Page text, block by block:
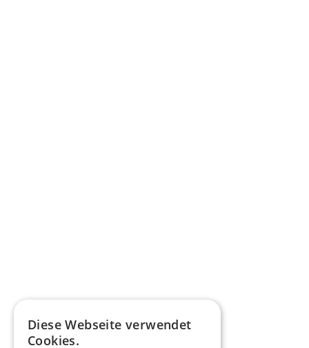
Diese Webseite verwendet
Cookies.